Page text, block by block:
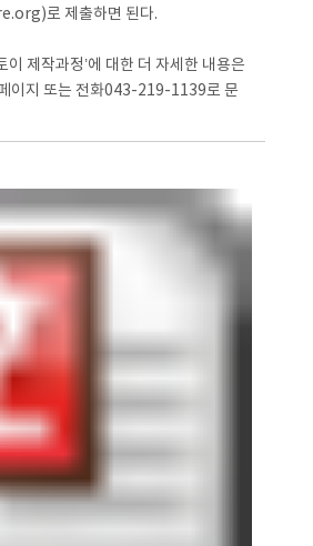
로 제출하면 된다.
이 제작과정’에 대한 더 자세한 내용은
이지 또는 전화043-219-1139로 문